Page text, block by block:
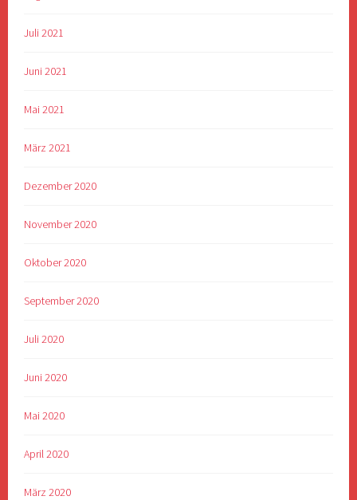
Juli 2021
Juni 2021
Mai 2021
März 2021
Dezember 2020
November 2020
Oktober 2020
September 2020
Juli 2020
Juni 2020
Mai 2020
April 2020
März 2020